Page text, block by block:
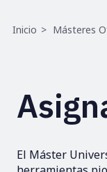
Ruta
Inicio Másteres
El Máster